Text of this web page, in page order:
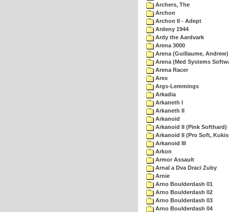
Archers, The
Archon
Archon II - Adept
Ardeny 1944
Ardy the Aardvark
Arena 3000
Arena (Guillaume, Andrew)
Arena (Med Systems
Arena Racer
Arex
Args-Lemmings
Arkadia
Arkaneth I
Arkaneth II
Arkanoid
Arkanoid II (Pink Softhard)
Arkanoid II (Pro Soft,
Arkanoid III
Arkon
Armor Assault
Arnal a Dva Draci Zuby
Arnie
Arno Boulderdash 01
Arno Boulderdash 02
Arno Boulderdash 03
Arno Boulderdash 04